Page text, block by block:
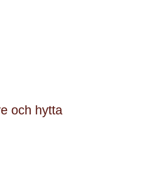
och hytta